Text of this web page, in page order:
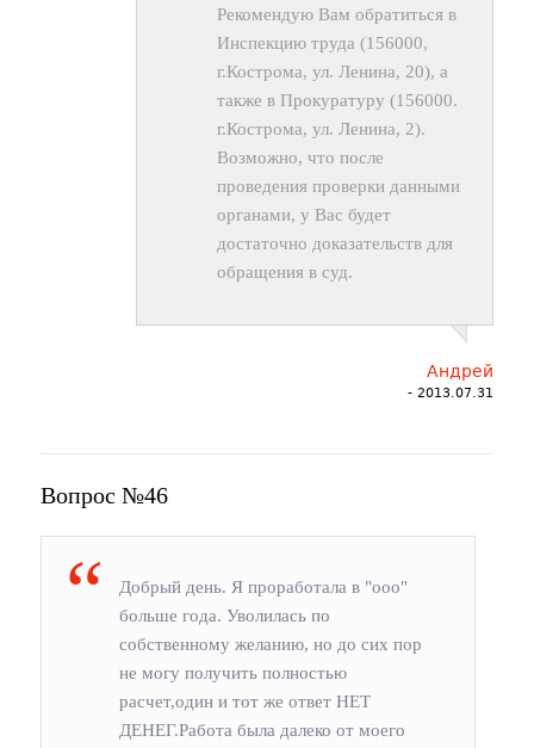
Рекомендую Вам обратиться в
Инспекцию труда (156000,
г.Кострома, ул. Ленина, 20), а
также в Прокуратуру (156000.
г.Кострома, ул. Ленина, 2).
Возможно, что после
проведения проверки данными
органами, у Вас будет
достаточно доказательств для
обращения в суд.
Андрей
- 2013.07.31
Вопрос №46
Добрый день. Я проработала в "ооо"
больше года. Уволилась по
собственному желанию, но до сих пор
не могу получить полностью
расчет,один и тот же ответ НЕТ
ДЕНЕГ.Работа была далеко от моего